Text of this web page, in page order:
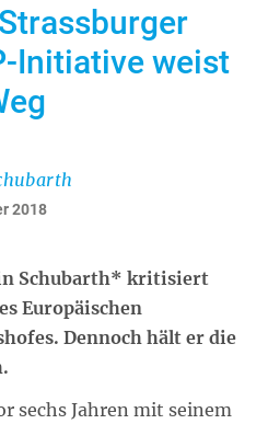
Initiative weist
2018
Schubarth* kritisiert
Europäischen
Dennoch hält er die
sechs Jahren mit seinem